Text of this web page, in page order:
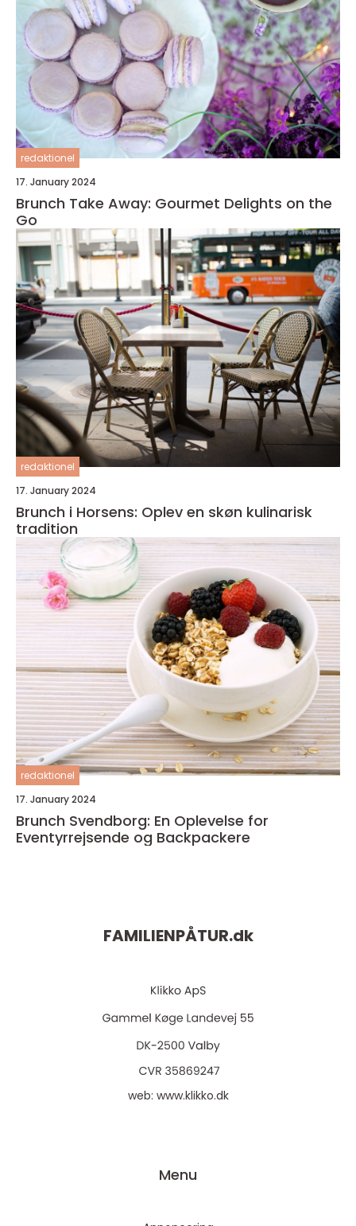
redaktionel
17. January 2024
Brunch Take Away: Gourmet Delights on the
Go
redaktionel
17. January 2024
Brunch i Horsens: Oplev en skøn kulinarisk
tradition
redaktionel
17. January 2024
Brunch Svendborg: En Oplevelse for
Eventyrrejsende og Backpackere
FAMILIENPÅTUR.dk
web: www.klikko.dk
Menu